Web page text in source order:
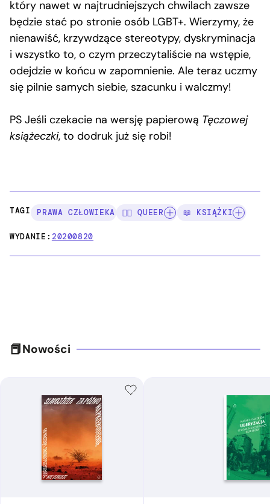
który nawet w najtrudniejszych chwilach zawsze
będzie stać po stronie osób LGBT+. Wierzymy, że
nienawiść, krzywdzące stereotypy, dyskryminacja
i wszystko to, o czym przeczytaliście na wstępie,
odejdzie w końcu w zapomnienie. Ale teraz uczmy
się pilnie samych siebie, szacunku i walczmy!
PS Jeśli czekacie na wersję papierową Tęczowej
książeczki, to dodruk już się robi!
TAGI: PRAWA CZŁOWIEKA 🏳️‍🌈 QUEER 📖 KSIĄŻKI
WYDANIE:20200820
Nowości